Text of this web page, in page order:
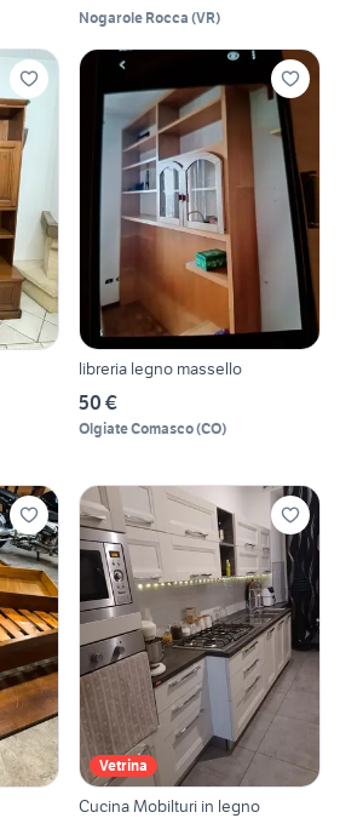
Nogarole Rocca (VR)
libreria legno massello
50 €
Olgiate Comasco(CO)
Vetrina
Cucina Mobilturi in legno